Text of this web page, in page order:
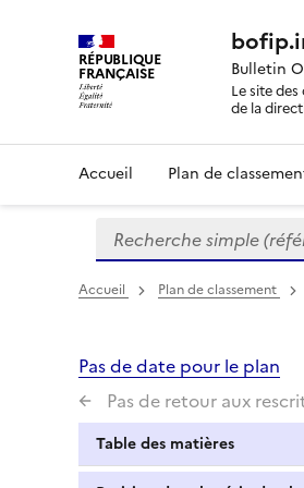
RÉPUBLIQUE
FRANÇAISE Bulletin
Le site
de la
Accueil Plan de
Formulaire
de
recherche
Recherche simple
Accueil Plan de classement
Pas de date pour le plan
Pas de retour aux
Table des matières